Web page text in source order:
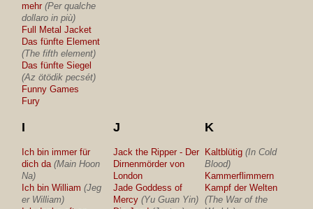
mehr (Per qualche
dollaro in più)
Full Metal Jacket
Das fünfte Element
(The fifth element)
Das fünfte Siegel
(Az ötödik pecsét)
Funny Games
Fury
I
Ich bin immer für
dich da (Main Hoon
Na)
Ich bin William (Jeg
er William)
J
Jack the Ripper - Der
Dirnenmörder von
London
Jade Goddess of
Mercy (Yu Guan Yin)
K
Kaltblütig (In Cold
Blood)
Kammerflimmern
Kampf der Welten
(The War of the